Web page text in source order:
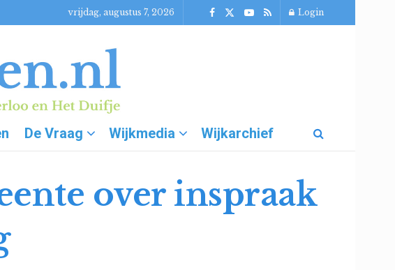
vrijdag, augustus 7, 2026 Login
De Vraag Wijkmedia Wijkarchief
over inspraak